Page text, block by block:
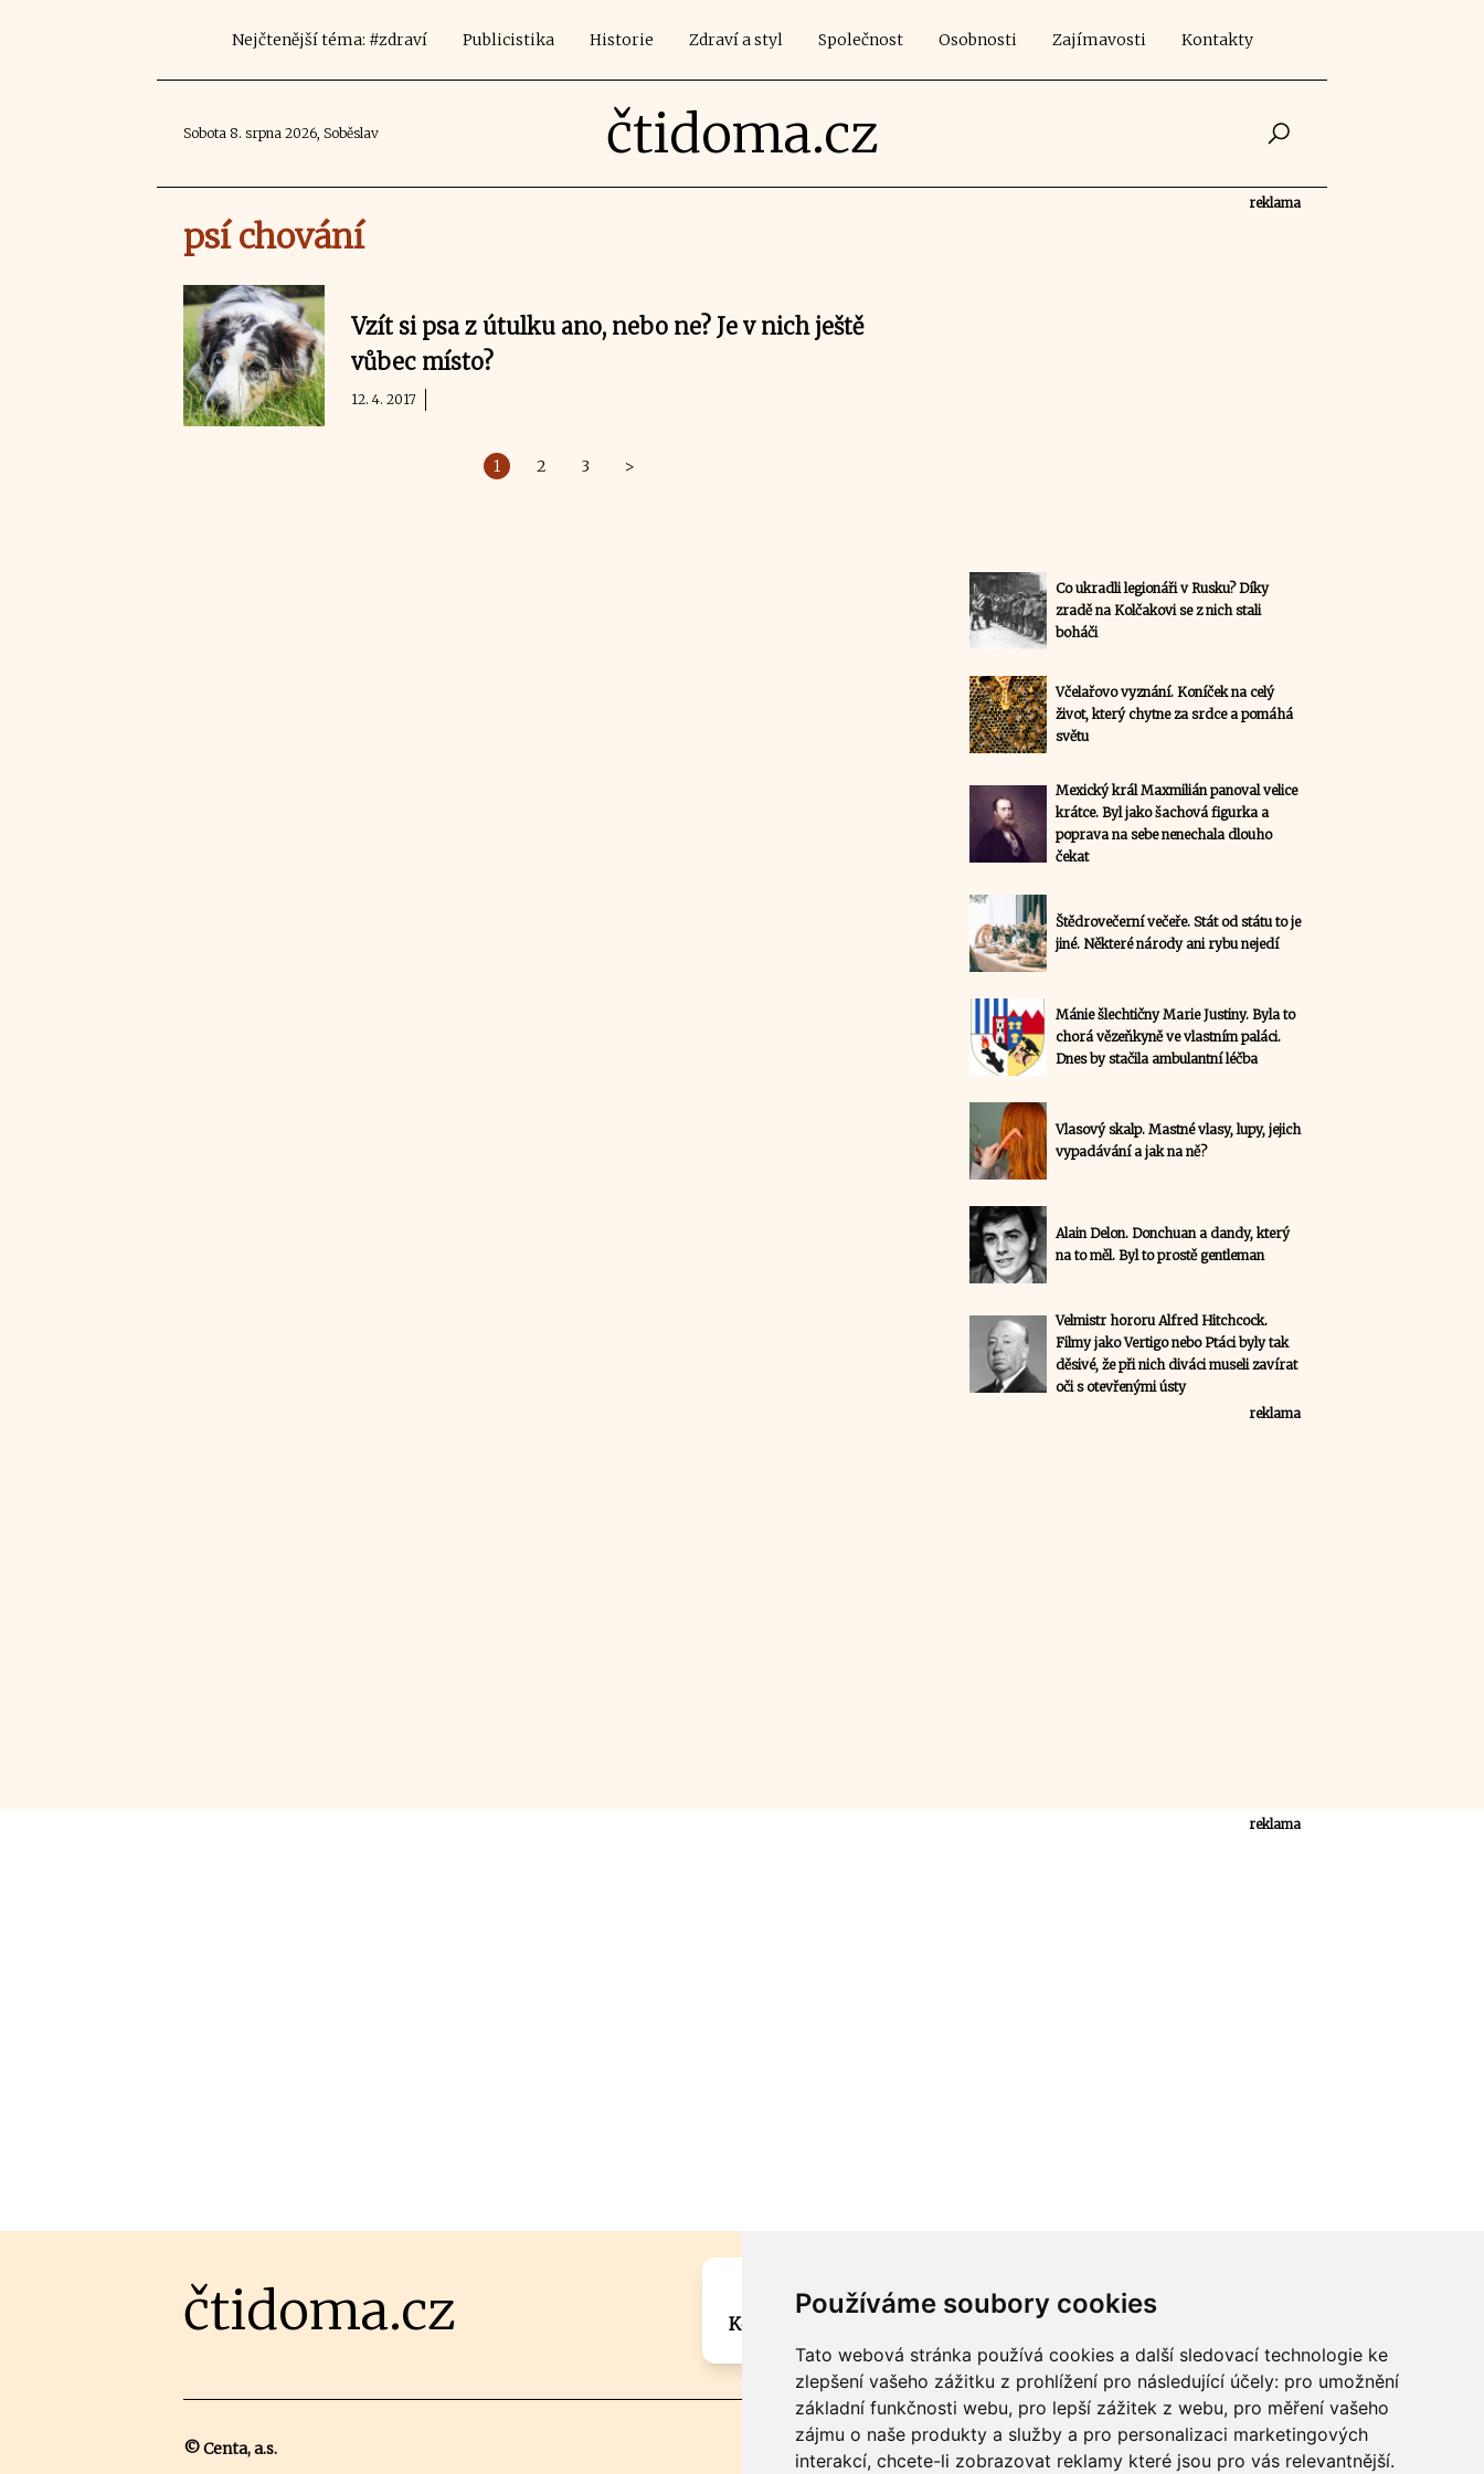
Používáme soubory cookies
Tato webová stránka používá cookies a další sledovací technologie ke
zlepšení vašeho zážitku z prohlížení pro následující účely: pro umožnění
základní funkčnosti webu, pro lepší zážitek z webu, pro měření vašeho
zájmu o naše produkty a služby a pro personalizaci marketingových
interakcí, chcete-li zobrazovat reklamy které jsou pro vás relevantnější.
Nejčtenější téma: #zdraví Publicistika Historie Zdraví a styl Společnost Osobnosti Zajímavosti Kontakty
Sobota 8. srpna 2026, Soběslav čtidoma.cz
psí chování
Vzít si psa z útulku ano, nebo ne? Je v nich ještě
vůbec místo?
12. 4. 2017
1 2 3 >
reklama
Co ukradli legionáři v Rusku? Díky
zradě na Kolčakovi se z nich stali
boháči
Včelařovo vyznání. Koníček na celý
život, který chytne za srdce a pomáhá
světu
Mexický král Maxmilián panoval velice
krátce. Byl jako šachová figurka a
poprava na sebe nenechala dlouho
čekat
Štědrovečerní večeře. Stát od státu to je
jiné. Některé národy ani rybu nejedí
Mánie šlechtičny Marie Justiny. Byla to
chorá vězeňkyně ve vlastním paláci.
Dnes by stačila ambulantní léčba
Vlasový skalp. Mastné vlasy, lupy, jejich
vypadávání a jak na ně?
Alain Delon. Donchuan a dandy, který
na to měl. Byl to prostě gentleman
Velmistr hororu Alfred Hitchcock.
Filmy jako Vertigo nebo Ptáci byly tak
děsivé, že při nich diváci museli zavírat
oči s otevřenými ústy
reklama
reklama
čtidoma.cz
Máte zajímavou informaci? Chcete spolupracovat?
Kontaktujte šéfredaktora Martina Chalupu:
© Centa, a.s.